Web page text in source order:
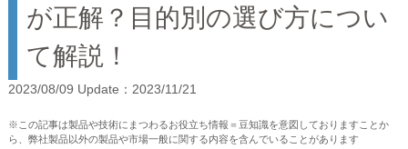
が正解？目的別の選び方につい
て解説！
2023/08/09 Update：2023/11/21
※この記事は製品や技術にまつわるお役立ち情報＝豆知識を意図しておりますことか
ら、弊社製品以外の製品や市場一般に関する内容を含んでいることがあります